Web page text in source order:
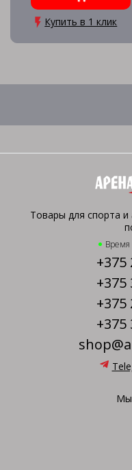
Купить в 1 клик
Товары для спорта и
Время
+375
+375
+375
+375
Мы